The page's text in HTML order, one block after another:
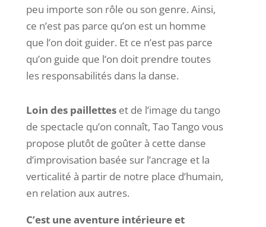
peu importe son rôle ou son genre. Ainsi,
ce n’est pas parce qu’on est un homme
que l’on doit guider. Et ce n’est pas parce
qu’on guide que l’on doit prendre toutes
les responsabilités dans la danse.
Loin des pailletteset de l’image du tango
de spectacle qu’on connaît, Tao Tango vous
propose plutôt de goûter à cette danse
d’improvisation basée sur l’ancrage et la
verticalité à partir de notre place d’humain,
en relation aux autres.
C’est une aventure intérieure et